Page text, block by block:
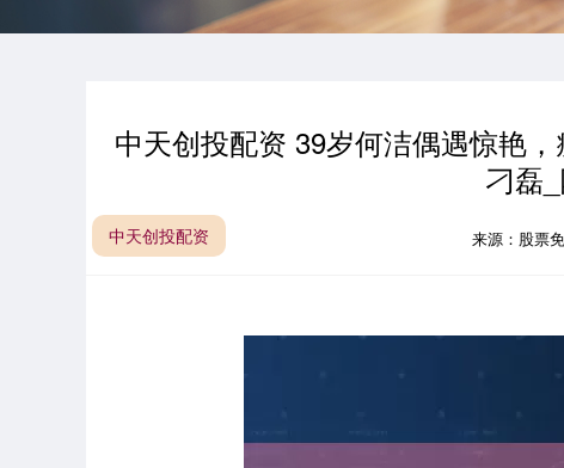
中天创投配资 39岁何洁偶遇惊艳
刁磊
中天创投配资 来源：股票